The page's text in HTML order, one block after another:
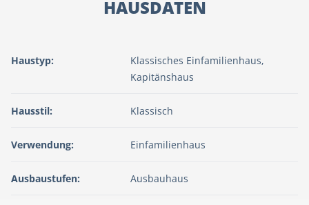
HAUSDATEN
Haustyp:
Klassisches Einfamilienhaus,
Kapitänshaus
Hausstil: Klassisch
Verwendung: Einfamilienhaus
Ausbaustufen: Ausbauhaus